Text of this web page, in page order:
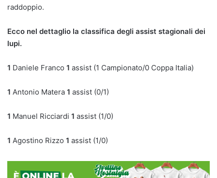
raddoppio.
Ecco nel dettaglio la classifica degli assist stagionali dei
lupi.
1 Daniele Franco 1 assist (1 Campionato/0 Coppa Italia)
1 Antonio Matera 1 assist (0/1)
1 Manuel Ricciardi 1 assist (1/0)
1 Agostino Rizzo 1 assist (1/0)